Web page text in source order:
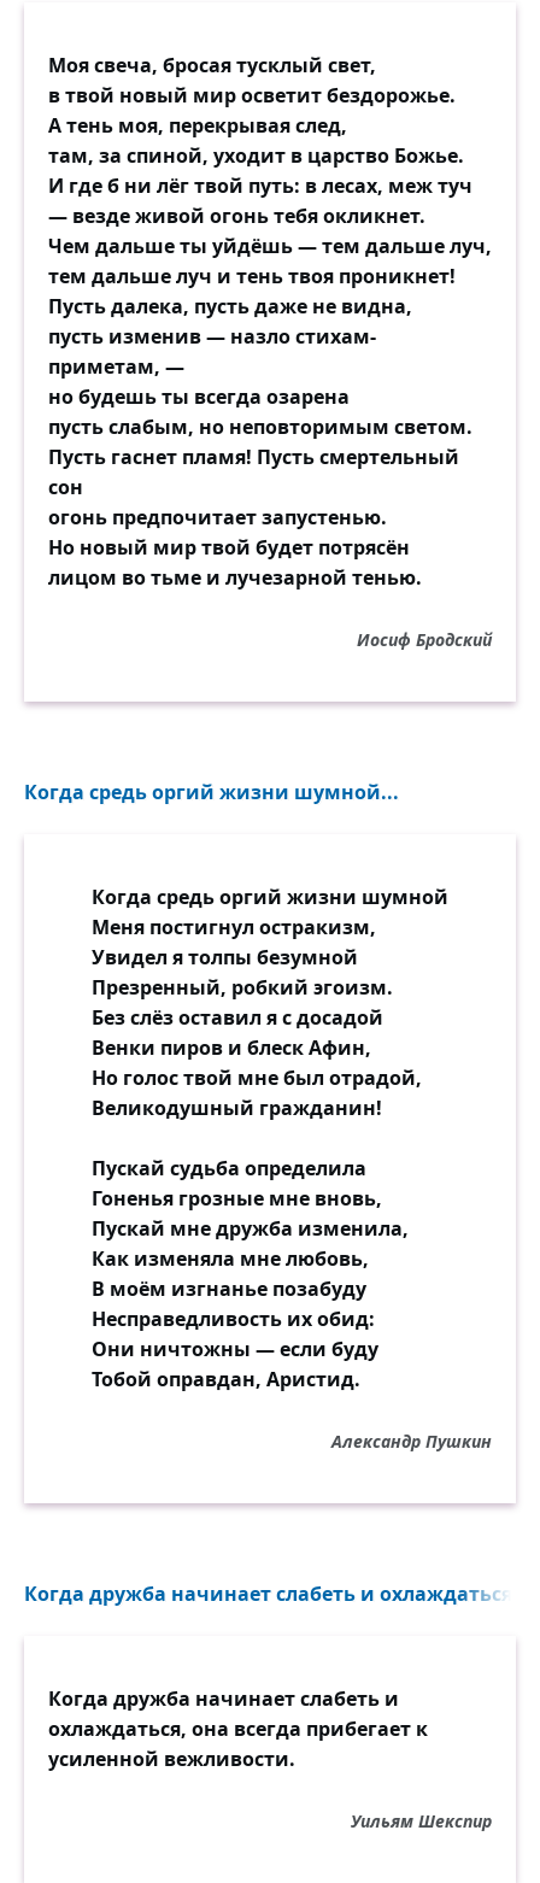
Моя свеча, бросая тусклый свет,
в твой новый мир осветит бездорожье.
А тень моя, перекрывая след,
там, за спиной, уходит в царство Божье.
И где б ни лёг твой путь: в лесах, меж туч
— везде живой огонь тебя окликнет.
Чем дальше ты уйдёшь — тем дальше луч,
тем дальше луч и тень твоя проникнет!
Пусть далека, пусть даже не видна,
пусть изменив — назло стихам-
приметам, —
но будешь ты всегда озарена
пусть слабым, но неповторимым светом.
Пусть гаснет пламя! Пусть смертельный
сон
огонь предпочитает запустенью.
Но новый мир твой будет потрясён
лицом во тьме и лучезарной тенью.
Иосиф Бродский
Когда средь оргий жизни шумной...
Когда средь оргий жизни шумной
Меня постигнул остракизм,
Увидел я толпы безумной
Презренный, робкий эгоизм.
Без слёз оставил я с досадой
Венки пиров и блеск Афин,
Но голос твой мне был отрадой,
Великодушный гражданин!
Пускай судьба определила
Гоненья грозные мне вновь,
Пускай мне дружба изменила,
Как изменяла мне любовь,
В моём изгнанье позабуду
Несправедливость их обид:
Они ничтожны — если буду
Тобой оправдан, Аристид.
Александр Пушкин
Когда дружба начинает слабеть и охлаждаться,
Когда дружба начинает слабеть и
охлаждаться, она всегда прибегает к
усиленной вежливости.
Уильям Шекспир